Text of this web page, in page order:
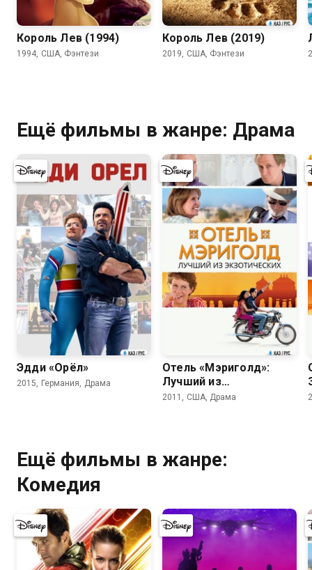
Король Лев (1994)
1994, США, Фэнтези
Король Лев (2019)
2019, США, Фэнтези
Ещё фильмы в жанре: Драма
7.7
Эдди «Орёл»
2015, Германия, Драма
Отель «Мэриголд»:
Лучший из
экзотических
2011, США, Драма
Ещё фильмы в жанре:
Комедия